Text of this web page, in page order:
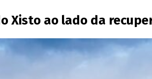
Xisto ao lado da